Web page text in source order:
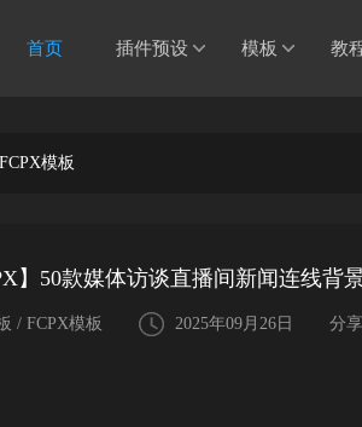
首页 插件预设 模板 教
FCPX模板
】50款媒体访谈直播间新闻连线背
/ FCPX模板 2025年09月26日 分